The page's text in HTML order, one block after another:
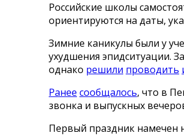
Российские школы
ориентируются на даты,
Зимние каникулы были у
ухудшения эпидситуации.
однако решили проводить
Ранее сообщалось, что в
звонка и выпускных
Первый праздник намечен